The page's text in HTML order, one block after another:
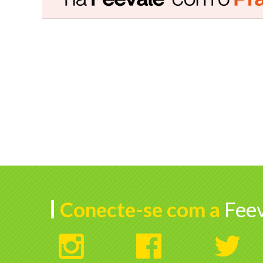
Conecte-se com a